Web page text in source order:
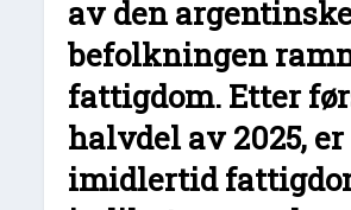
av den
befolkningen
fattigdom. Etter
halvdel av 2025, er
imidlertid